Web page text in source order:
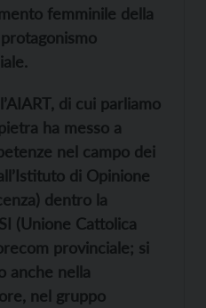
femminile della
di cui parliamo
ha messo a
nel campo dei
di Opinione
dentro la
(Unione Cattolica
provinciale; si
anche nella
nel gruppo